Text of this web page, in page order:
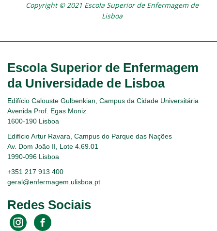
Copyright © 2021 Escola Superior de Enfermagem de
Lisboa
Escola Superior de Enfermagem
da Universidade de Lisboa
Edifício Calouste Gulbenkian, Campus da Cidade Universitária
Avenida Prof. Egas Moniz
1600-190 Lisboa
Edifício Artur Ravara, Campus do Parque das Nações
Av. Dom João II, Lote 4.69.01
1990-096 Lisboa
+351 217 913 400
geral@enfermagem.ulisboa.pt
Redes Sociais